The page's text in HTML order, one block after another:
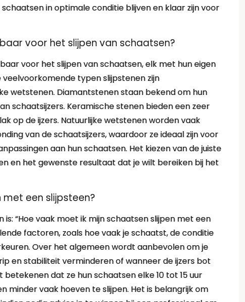
in optimale conditie blijven en klaar zijn voor
voor het slijpen van schaatsen?
voor het slijpen van schaatsen, elk met hun eigen
typen slijpstenen zijn
wetstenen. Diamantstenen staan bekend om hun
schaatsijzers. Keramische stenen bieden een zeer
op de ijzers. Natuurlijke wetstenen worden vaak
van de schaatsijzers, waardoor ze ideaal zijn voor
aan hun schaatsen. Het kiezen van de juiste
en het gewenste resultaat dat je wilt bereiken bij het
een slijpsteen?
“Hoe vaak moet ik mijn schaatsen slijpen met een
factoren, zoals hoe vaak je schaatst, de conditie
Over het algemeen wordt aanbevolen om je
en stabiliteit verminderen of wanneer de ijzers bot
dat ze hun schaatsen elke 10 tot 15 uur
minder vaak hoeven te slijpen. Het is belangrijk om